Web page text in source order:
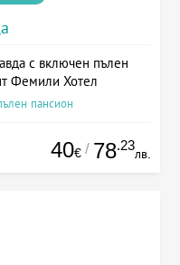
с включен пълен
Фемили Хотел
пансион
40€ / 78.23
лв.